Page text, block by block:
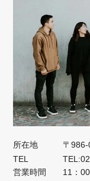
所在地
〒
TEL
営業時間
11：